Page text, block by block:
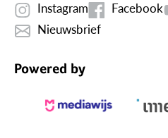
Instagram Facebook
Nieuwsbrief
Powered by